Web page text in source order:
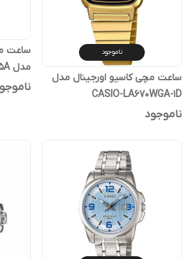
ناموجود
ساعت مچی کاسیو اورجینال مدل
CASIO-LA670WGA-1D
ناموجود
ساعت
مدل CASIO-LTP-1335D-5A